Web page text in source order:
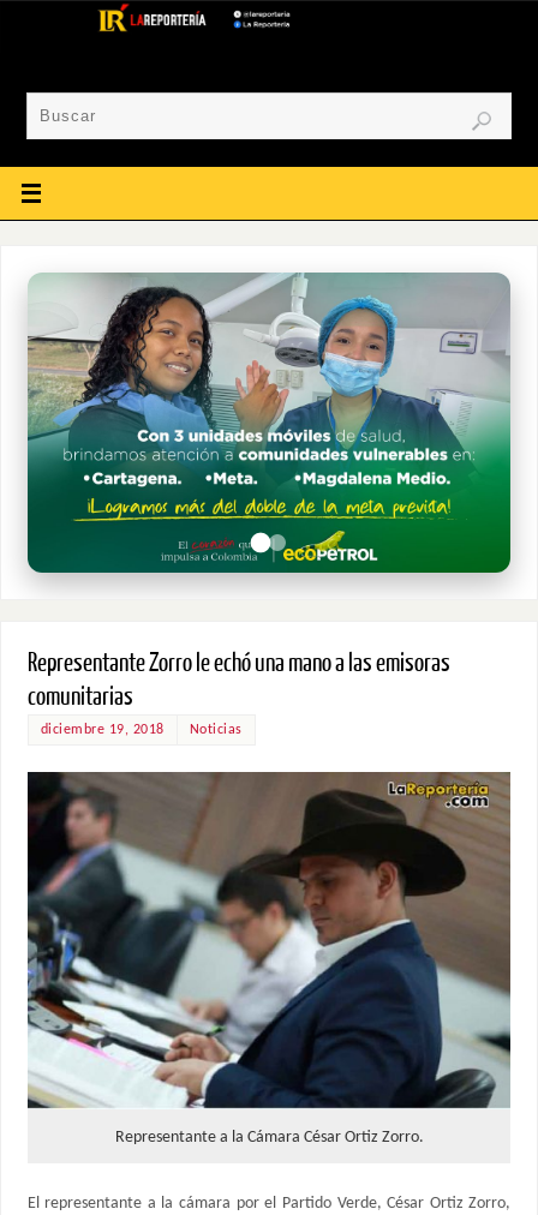
Representante Zorro le echó una mano a las emisoras
comunitarias
diciembre 19, 2018 Noticias
Representante a la Cámara César Ortiz Zorro.
El representante a la cámara por el Partido Verde, César Ortiz Zorro,